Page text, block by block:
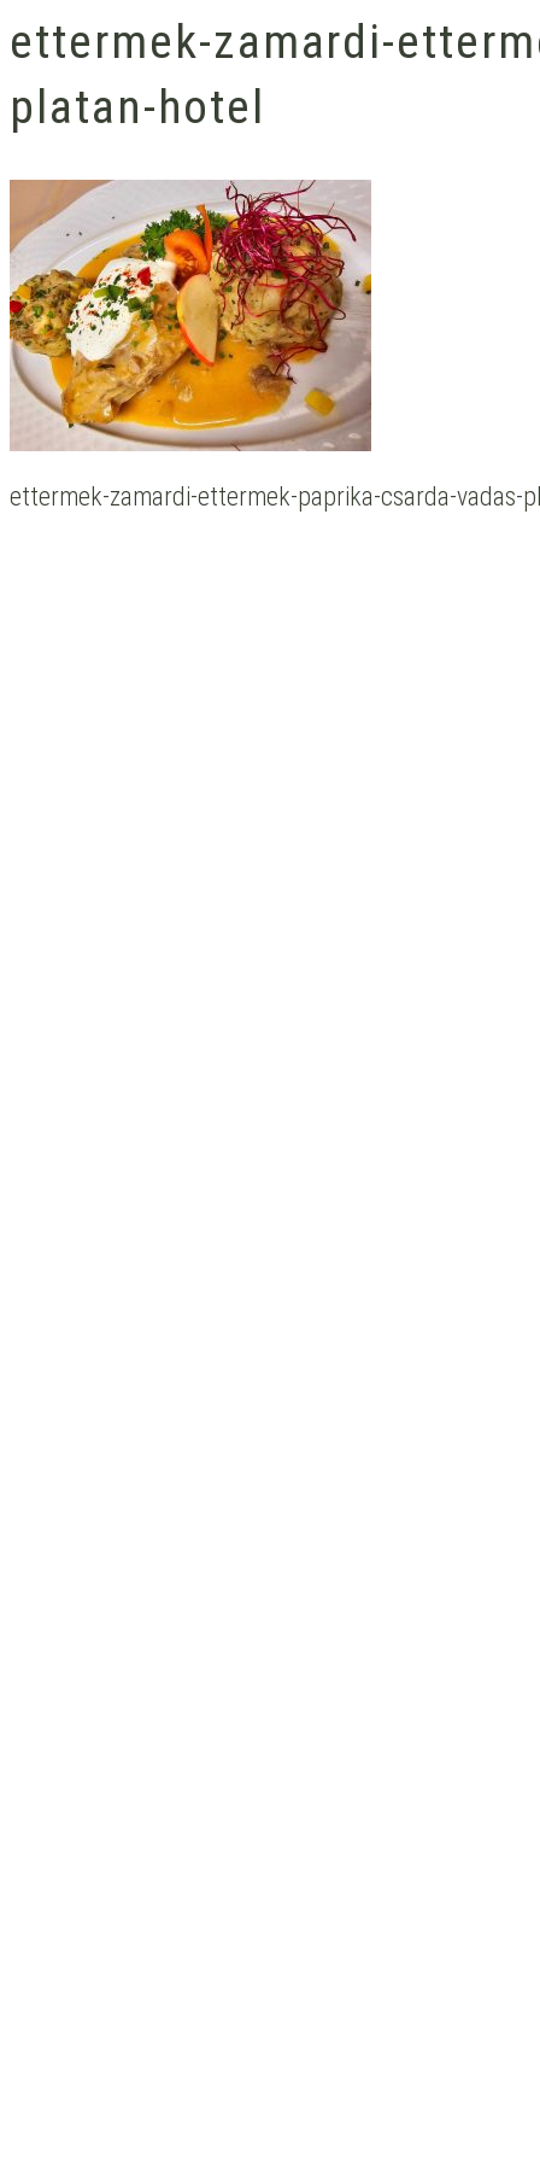
ettermek-zamardi-
platan-hotel
ettermek-zamardi-ettermek-paprika-csarda-vadas-